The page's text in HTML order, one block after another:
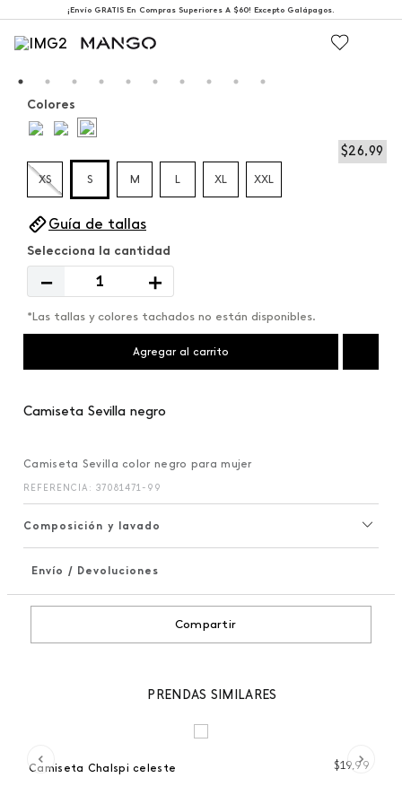
¡Envío GRATIS En Compras Superiores A $60! Excepto Galápagos.
$26,99
Colores
XS S M L XL XXL
Guía de tallas
＋
－
*Las tallas y colores tachados no están disponibles.
Agregar al carrito
Camiseta Sevilla negro
Camiseta Sevilla color negro para mujer
REFERENCIA : 37081471-99
Composición y lavado
Envío / Devoluciones
Compartir
PRENDAS SIMILARES
Camiseta Chalspi celeste $19,99